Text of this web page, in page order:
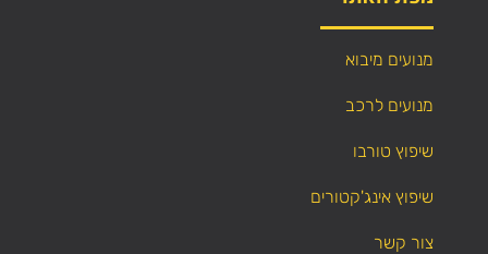
מנועים מיבוא
מנועים לרכב
שיפוץ טורבו
שיפוץ אינג'קטורים
צור קשר